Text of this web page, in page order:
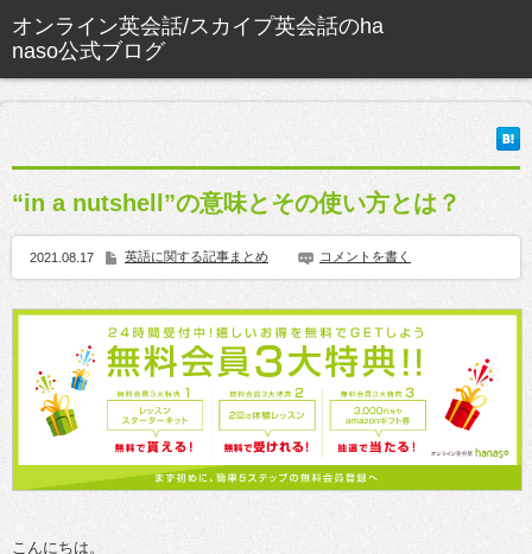
“in a nutshell”の意味とその使い方とは？
2021.08.17 英語に関する記事まとめ コメントを書く
こんにちは。